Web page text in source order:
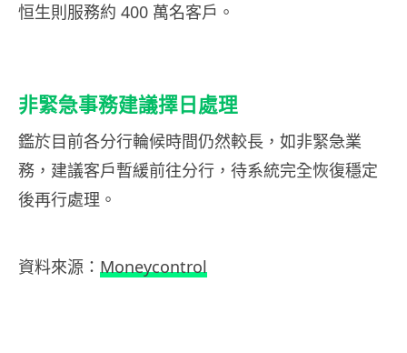
恒生則服務約 400 萬名客戶。
非緊急事務建議擇日處理
鑑於目前各分行輪候時間仍然較長，如非緊急業
務，建議客戶暫緩前往分行，待系統完全恢復穩定
後再行處理。
資料來源： Moneycontrol